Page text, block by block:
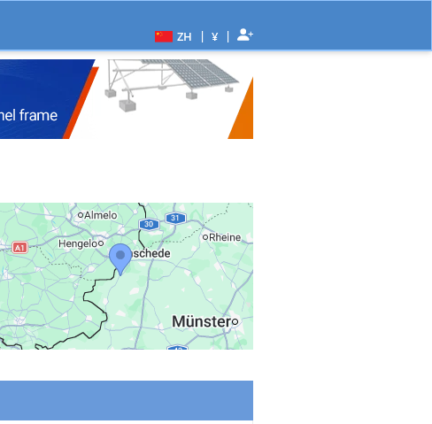
ZH | ¥ |